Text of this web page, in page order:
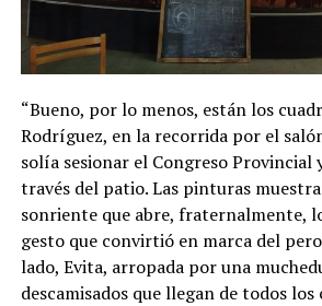
“Bueno, por lo menos, están los
Rodríguez, en la recorrida por el
solía sesionar el Congreso Provincial
través del patio. Las pinturas
sonriente que abre, fraternalmente,
gesto que convirtió en marca del
lado, Evita, arropada por una
descamisados que llegan de todos los